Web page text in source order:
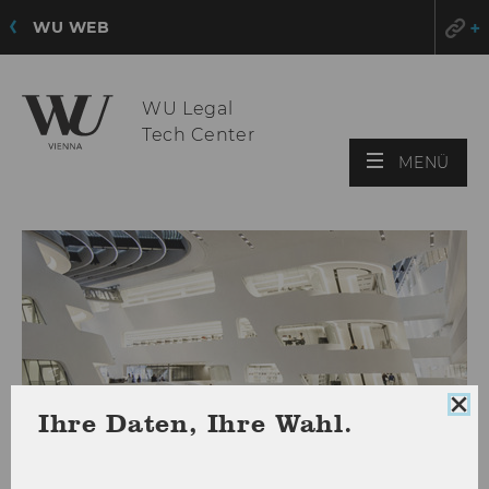
WU WEB
WU Legal
Tech Center
MENÜ
Ihre Daten, Ihre Wahl.